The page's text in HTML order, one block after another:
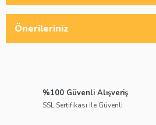
Önerileriniz
%100 Güvenli Alışveriş
SSL Sertifikası ile Güvenli